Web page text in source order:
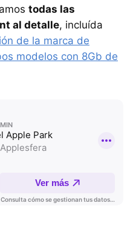
todas las
al detalle, incluída
de la marca de
modelos con 8Gb de